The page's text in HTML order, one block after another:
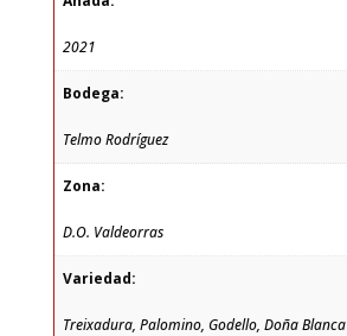
2021
Bodega:
Telmo Rodríguez
Zona:
D.O. Valdeorras
Variedad:
Treixadura, Palomino, Godello, Doña Blanca